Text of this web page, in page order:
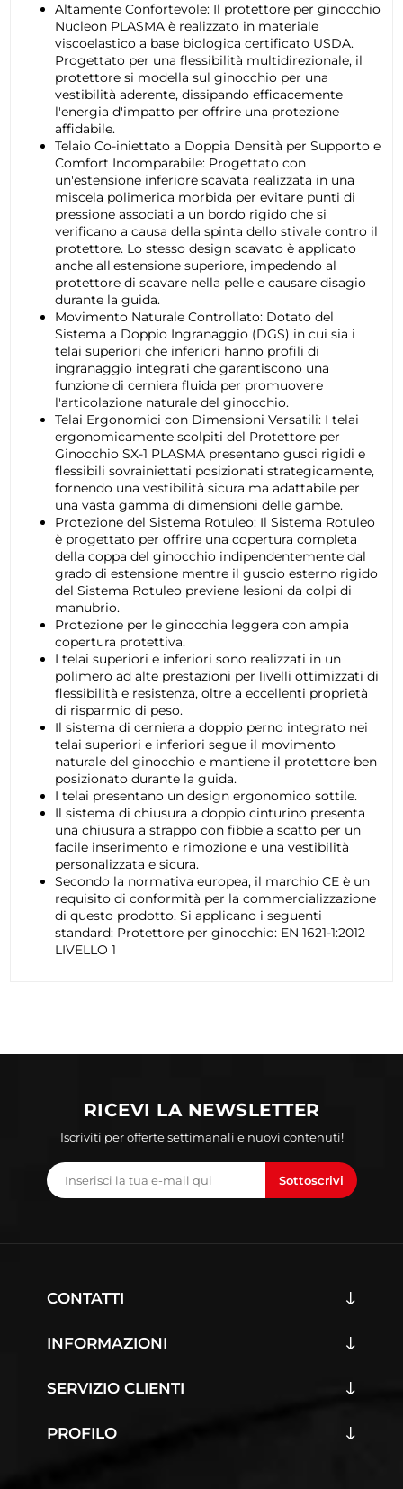
Altamente Confortevole: Il protettore per ginocchio
Nucleon PLASMA è realizzato in materiale
viscoelastico a base biologica certificato USDA.
Progettato per una flessibilità multidirezionale, il
protettore si modella sul ginocchio per una
vestibilità aderente, dissipando efficacemente
l'energia d'impatto per offrire una protezione
affidabile.
Telaio Co-iniettato a Doppia Densità per Supporto e
Comfort Incomparabile: Progettato con
un'estensione inferiore scavata realizzata in una
miscela polimerica morbida per evitare punti di
pressione associati a un bordo rigido che si
verificano a causa della spinta dello stivale contro il
protettore. Lo stesso design scavato è applicato
anche all'estensione superiore, impedendo al
protettore di scavare nella pelle e causare disagio
durante la guida.
Movimento Naturale Controllato: Dotato del
Sistema a Doppio Ingranaggio (DGS) in cui sia i
telai superiori che inferiori hanno profili di
ingranaggio integrati che garantiscono una
funzione di cerniera fluida per promuovere
l'articolazione naturale del ginocchio.
Telai Ergonomici con Dimensioni Versatili: I telai
ergonomicamente scolpiti del Protettore per
Ginocchio SX-1 PLASMA presentano gusci rigidi e
flessibili sovrainiettati posizionati strategicamente,
fornendo una vestibilità sicura ma adattabile per
una vasta gamma di dimensioni delle gambe.
Protezione del Sistema Rotuleo: Il Sistema Rotuleo
è progettato per offrire una copertura completa
della coppa del ginocchio indipendentemente dal
grado di estensione mentre il guscio esterno rigido
del Sistema Rotuleo previene lesioni da colpi di
manubrio.
Protezione per le ginocchia leggera con ampia
copertura protettiva.
I telai superiori e inferiori sono realizzati in un
polimero ad alte prestazioni per livelli ottimizzati di
flessibilità e resistenza, oltre a eccellenti proprietà
di risparmio di peso.
Il sistema di cerniera a doppio perno integrato nei
telai superiori e inferiori segue il movimento
naturale del ginocchio e mantiene il protettore ben
posizionato durante la guida.
I telai presentano un design ergonomico sottile.
Il sistema di chiusura a doppio cinturino presenta
una chiusura a strappo con fibbie a scatto per un
facile inserimento e rimozione e una vestibilità
personalizzata e sicura.
Secondo la normativa europea, il marchio CE è un
requisito di conformità per la commercializzazione
di questo prodotto. Si applicano i seguenti
standard: Protettore per ginocchio: EN 1621-1:2012
LIVELLO 1
RICEVI LA NEWSLETTER
Iscriviti per offerte settimanali e nuovi contenuti!
Sottoscrivi
CONTATTI
INFORMAZIONI
SERVIZIO CLIENTI
PROFILO